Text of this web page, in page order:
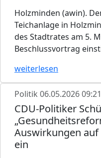
Holzminden (awin).
Teichanlage in
des Stadtrates am 5.
Beschlussvortrag
weiterlesen
Politik 06.05.2026
CDU-Politiker
Auswirkungen auf
ein